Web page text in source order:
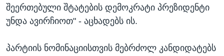
შეერთებული შტატების დემოკრატი პრეზიდენტი
უნდა ავირჩიოთ" - აცხადებს ის.
პარტიის ნომინაციისთვის მებრძოლ კანდიდატებს